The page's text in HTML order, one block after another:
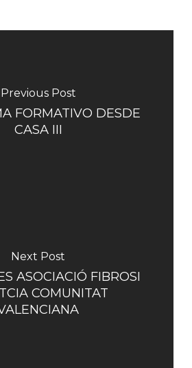
Previous Post
FORMATIVO DESDE
CASA III
Next Post
ASOCIACIÓ FIBROSI
COMUNITAT